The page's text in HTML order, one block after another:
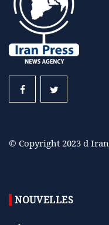
© Copyright 2023 d
NOUVELLES